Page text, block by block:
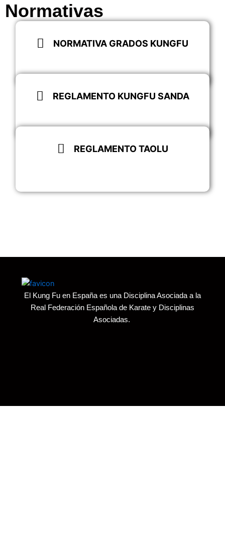
Normativas
NORMATIVA GRADOS KUNGFU
Descargar
REGLAMENTO KUNGFU SANDA
Descargar
REGLAMENTO TAOLU
El Kung Fu en España es una Disciplina Asociada a la
Real Federación Española de Karate y Disciplinas
Asociadas.